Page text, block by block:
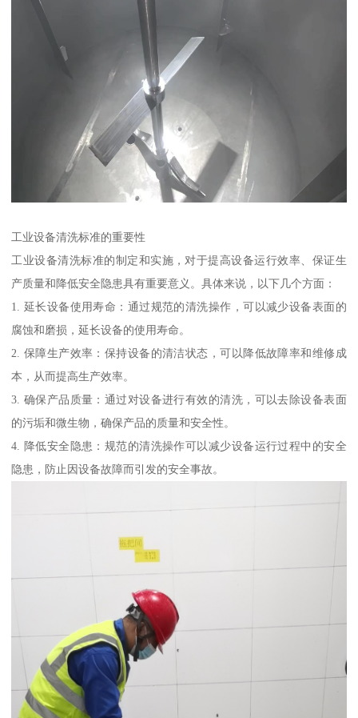
工业设备清洗标准的重要性
工业设备清洗标准的制定和实施，对于提高设备运行效率、保证生
产质量和降低安全隐患具有重要意义。具体来说，以下几个方面：
1. 延长设备使用寿命：通过规范的清洗操作，可以减少设备表面的
腐蚀和磨损，延长设备的使用寿命。
2. 保障生产效率：保持设备的清洁状态，可以降低故障率和维修成
本，从而提高生产效率。
3. 确保产品质量：通过对设备进行有效的清洗，可以去除设备表面
的污垢和微生物，确保产品的质量和安全性。
4. 降低安全隐患：规范的清洗操作可以减少设备运行过程中的安全
隐患，防止因设备故障而引发的安全事故。